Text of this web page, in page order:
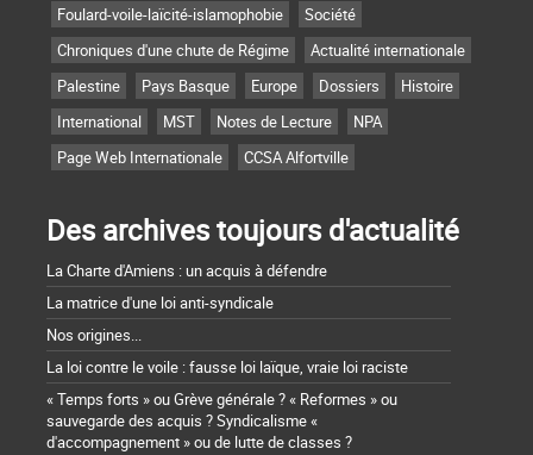
Foulard-voile-laïcité-islamophobie
Société
Chroniques d'une chute de Régime
Actualité internationale
Palestine
Pays Basque Europe Dossiers
Histoire
International
MST Notes de Lecture
NPA
Page Web Internationale
CCSA Alfortville
Des archives toujours d'actualité
La Charte d'Amiens : un acquis à défendre
La matrice d'une loi anti-syndicale
Nos origines...
La loi contre le voile : fausse loi laïque, vraie loi raciste
« Temps forts » ou Grève générale ? « Reformes » ou
sauvegarde des acquis ? Syndicalisme «
d'accompagnement » ou de lutte de classes ?